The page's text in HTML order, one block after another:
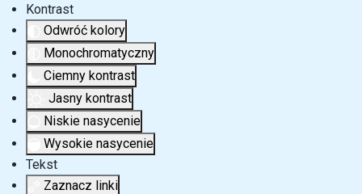
Kontrast
Odwróć kolory
Monochromatyczny
Ciemny kontrast
Jasny kontrast
Niskie nasycenie
Wysokie nasycenie
Tekst
Zaznacz linki